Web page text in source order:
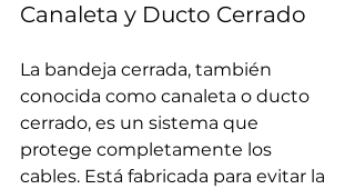
Canaleta y Ducto Cerrado
La bandeja cerrada, también
conocida como canaleta o ducto
cerrado, es un sistema que
protege completamente los
cables. Está fabricada para evitar la